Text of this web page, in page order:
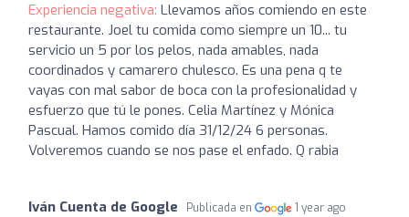
Experiencia negativa: Llevamos años comiendo en este
restaurante. Joel tu comida como siempre un 10... tu
servicio un 5 por los pelos, nada amables, nada
coordinados y camarero chulesco. Es una pena q te
vayas con mal sabor de boca con la profesionalidad y
esfuerzo que tú le pones. Celia Martínez y Mónica
Pascual. Hamos comido día 31/12/24 6 personas.
Volveremos cuando se nos pase el enfado. Q rabia
Iván Cuenta de Google Publicada en 1 year ago